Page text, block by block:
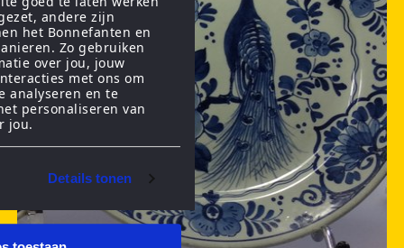
andere zijn
het Bonnefanten en
Zo gebruiken
over jou, jouw
met ons om
analyseren en te
personaliseren van
jou.
Details tonen